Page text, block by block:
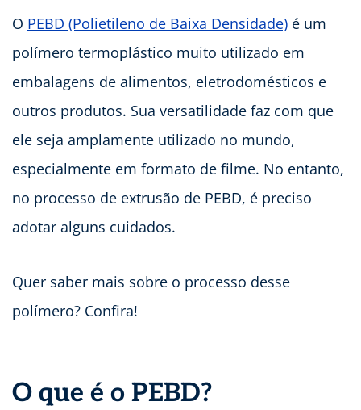
O PEBD (Polietileno de Baixa Densidade) é um
polímero termoplástico muito utilizado em
embalagens de alimentos, eletrodomésticos e
outros produtos. Sua versatilidade faz com que
ele seja amplamente utilizado no mundo,
especialmente em formato de filme. No entanto,
no processo de extrusão de PEBD, é preciso
adotar alguns cuidados.
Quer saber mais sobre o processo desse
polímero? Confira!
O que é o PEBD?